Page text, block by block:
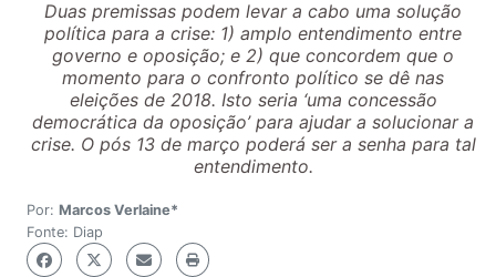
Duas premissas podem levar a cabo uma solução
política para a crise: 1) amplo entendimento entre
governo e oposição; e 2) que concordem que o
momento para o confronto político se dê nas
eleições de 2018. Isto seria ‘uma concessão
democrática da oposição’ para ajudar a solucionar a
crise. O pós 13 de março poderá ser a senha para tal
entendimento.
Por: Marcos Verlaine*
Fonte: Diap